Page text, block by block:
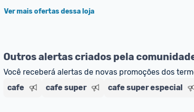
Ver mais ofertas dessa loja
Outros alertas criados pela
Você receberá alertas de novas promoções dos
cafe
cafe super cafe super especial